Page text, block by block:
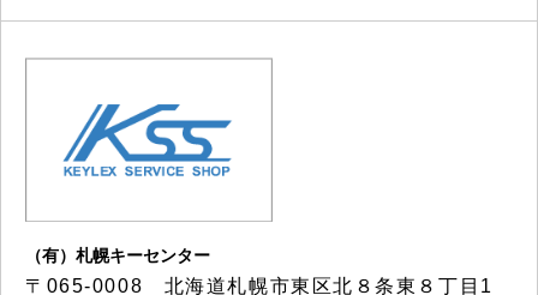
（有）札幌キーセンター
〒065-0008 北海道札幌市東区北８条東８丁目1